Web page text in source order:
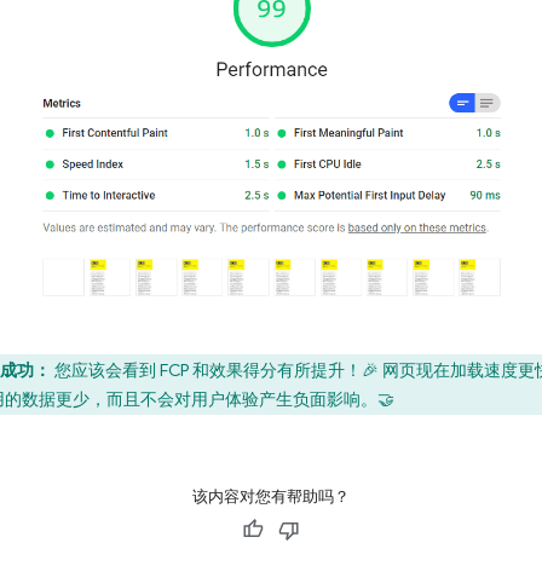
成功： 您应该会看到 FCP 和效果得分有所提升！🎉 网页现在加载速度更
的数据更少，而且不会对用户体验产生负面影响。🤝
该内容对您有帮助吗？